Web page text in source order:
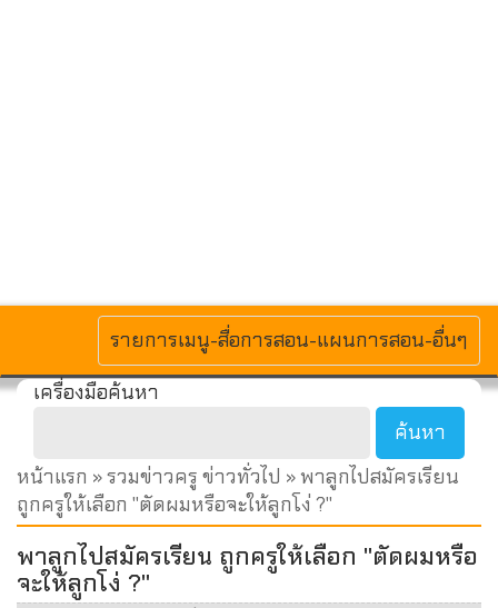
MENU
รายการเมนู-สื่อการสอน-แผนการสอน-อื่นๆ
เครื่องมือค้นหา
หน้าแรก »รวมข่าวครู ข่าวทั่วไป » พาลูกไปสมัครเรียน
ถูกครูให้เลือก "ตัดผมหรือจะให้ลูกโง่ ?"
พาลูกไปสมัครเรียน ถูกครูให้เลือก "ตัดผมหรือ
จะให้ลูกโง่ ?"